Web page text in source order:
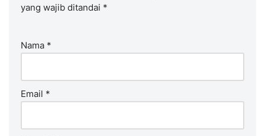
yang wajib ditandai *
Nama *
Email *